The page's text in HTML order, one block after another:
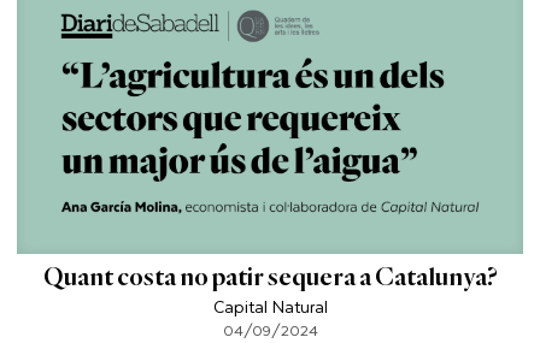
Quant costa no patir sequera a Catalunya?
Capital Natural
04/09/2024